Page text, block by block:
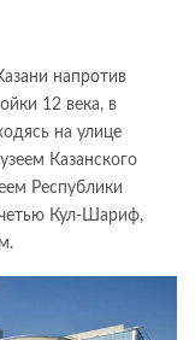
напротив
12 века, в
на улице
Казанского
Республики
Кул-Шариф,